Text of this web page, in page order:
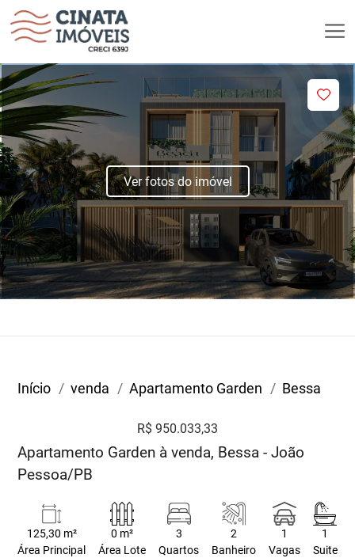
Ver fotos do imóvel
Início venda Apartamento Garden Bessa
R$ 950.033,33
Apartamento Garden à venda, Bessa - João
Pessoa/PB
125,30 m²
Área Principal
0 m²
Área Lote
3
Quartos
2
Banheiro
1
Vagas
1
Suite